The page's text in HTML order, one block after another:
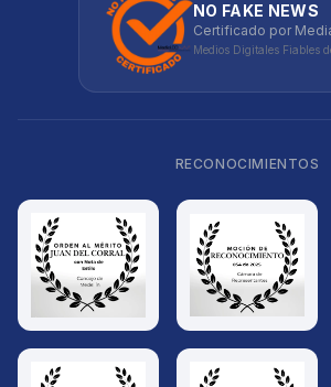
NO FAKE NEWS
Certificado por
Medios Digitales Fiables
RECONOCIMIENTOS